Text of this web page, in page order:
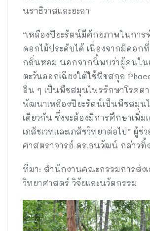
นราธิวาสและยะลา
“เหลืองปิยะรัตน์มีศักยภาพในการ
ดอกไม้ประดับได้ เนื่องจากมีดอกที่
กลิ่นหอม นอกจากนี้พบว่าผู้คนใน
ตะวันออกเฉียงใต้ใช้พืชสกุล
อื่น ๆ เป็นพืชสมุนไพรรักษาโรคต
พัฒนาเหลืองปิยะรัตน์เป็นพืชสมุน
เดียวกัน ซึ่งจะต้องมีการศึกษาเพิ่ม
เภสัชเวทและเภสัชวิทยาต่อไป” ผู้ช่ว
ศาสตราจารย์ ดร.ธนวัฒน์ กล่าวทิ้
ที่มา: สำนักงานคณะกรรมการส่ง
วิทยาศาสตร์ วิจัยและนวัตกรรม